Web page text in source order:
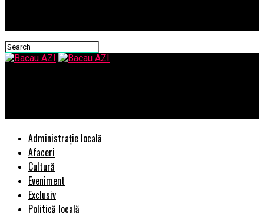
Administrație locală
Afaceri
Cultură
Eveniment
Exclusiv
Politică locală